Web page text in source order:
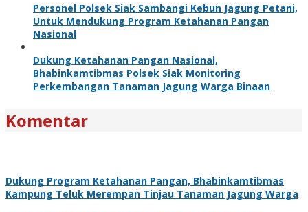
Personel Polsek Siak Sambangi Kebun Jagung Petani,
Untuk Mendukung Program Ketahanan Pangan
Nasional
Dukung Ketahanan Pangan Nasional,
Bhabinkamtibmas Polsek Siak Monitoring
Perkembangan Tanaman Jagung Warga Binaan
Komentar
Dukung Program Ketahanan Pangan, Bhabinkamtibmas
Kampung Teluk Merempan Tinjau Tanaman Jagung Warga